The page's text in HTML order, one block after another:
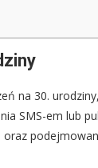
na 30.
SMS-em lub